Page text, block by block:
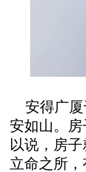
安得广
安如山。
以说，房
立命之所